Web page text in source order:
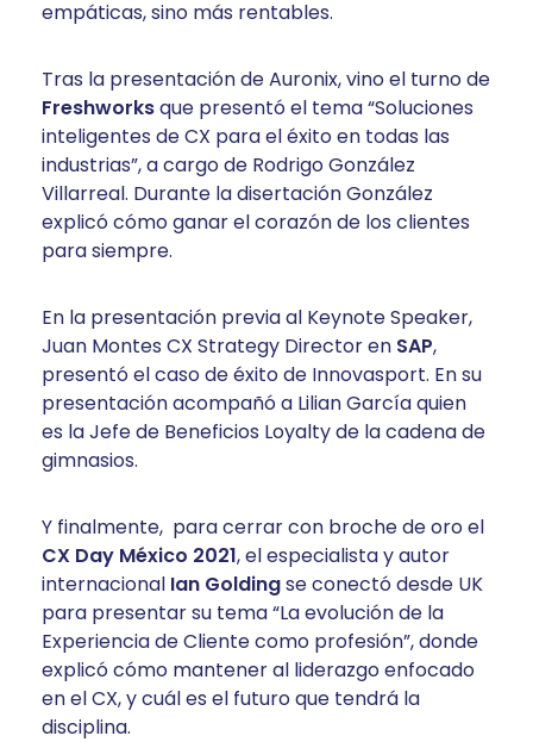
empáticas, sino más rentables.
Tras la presentación de Auronix, vino el turno de
Freshworksque presentó el tema “Soluciones
inteligentes de CX para el éxito en todas las
industrias”, a cargo de Rodrigo González
Villarreal. Durante la disertación González
explicó cómo ganar el corazón de los clientes
para siempre.
En la presentación previa al Keynote Speaker,
Juan Montes CX Strategy Director en SAP,
presentó el caso de éxito de Innovasport. En su
presentación acompañó a Lilian García quien
es la Jefe de Beneficios Loyalty de la cadena de
gimnasios.
Y finalmente, para cerrar con broche de oro el
CX Day México 2021, el especialista y autor
internacional Ian Goldingse conectó desde UK
para presentar su tema “La evolución de la
Experiencia de Cliente como profesión”, donde
explicó cómo mantener al liderazgo enfocado
en el CX, y cuál es el futuro que tendrá la
disciplina.